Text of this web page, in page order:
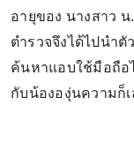
อายุของ นางสาว
ตำรวจจึงได้ไปนำ
ค้นหาแอบใช้มือถือ
กับน้ององุ่นความก็